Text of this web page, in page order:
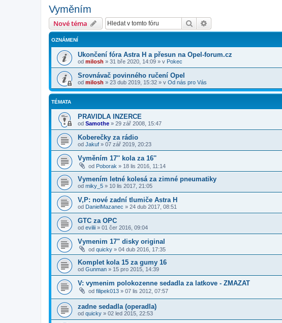
Vyměním
Nové téma Hledat
OZNÁMENÍ
Ukončení fóra Astra H a přesun na Opel-forum.cz
od milosh » 31 bře 2020, 14:09 » v Pokec
Srovnávač povinného ručení Opel
od milosh » 23 dub 2019, 15:32 » v Od nás pro Vás
TÉMATA
PRAVIDLA INZERCE
od Samothe » 29 zář 2008, 15:47
Koberečky za rádio
od Jakuf » 07 zář 2019, 20:23
Vyměním 17'' kola za 16''
od Poborak » 18 lis 2016, 11:14
Vymením letné kolesá za zimné pneumatiky
od miky_5 » 10 lis 2017, 21:05
V,P: nové zadní tlumiče Astra H
od DanielMazanec » 24 dub 2017, 08:51
GTC za OPC
od evilii » 01 čer 2016, 09:04
Vymenim 17" disky original
od quicky » 04 dub 2016, 17:35
Komplet kola 15 za gumy 16
od Gunman » 15 pro 2015, 14:39
V: vymenim polokozenne sedadla za latkove - ZMAZAT
od filipek013 » 07 lis 2012, 07:57
zadne sedadla (operadla)
od quicky » 02 led 2015, 22:53